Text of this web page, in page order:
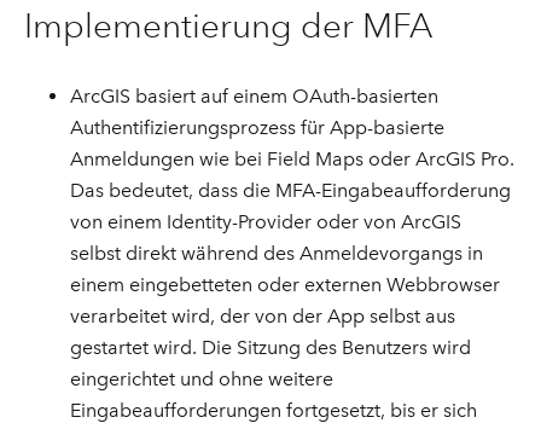
Implementierung der MFA
ArcGIS basiert auf einem OAuth-basierten
Authentifizierungsprozess für App-basierte
Anmeldungen wie bei Field Maps oder ArcGIS Pro.
Das bedeutet, dass die MFA-Eingabeaufforderung
von einem Identity-Provider oder von ArcGIS
selbst direkt während des Anmeldevorgangs in
einem eingebetteten oder externen Webbrowser
verarbeitet wird, der von der App selbst aus
gestartet wird. Die Sitzung des Benutzers wird
eingerichtet und ohne weitere
Eingabeaufforderungen fortgesetzt, bis er sich